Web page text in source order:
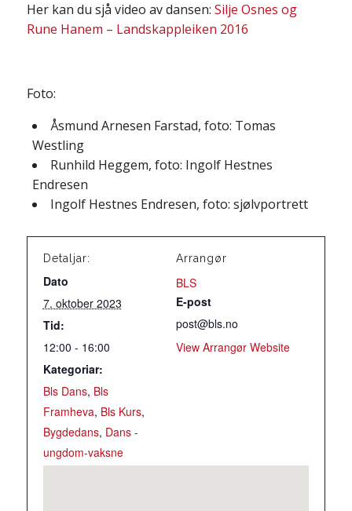
Her kan du sjå video av dansen: Silje Osnes og
Rune Hanem – Landskappleiken 2016
Foto:
Åsmund Arnesen Farstad, foto: Tomas
Westling
Runhild Heggem, foto: Ingolf Hestnes
Endresen
Ingolf Hestnes Endresen, foto: sjølvportrett
Detaljar:
Dato
7. oktober 2023
Tid:
12:00 - 16:00
Kategoriar:
Bls Dans, Bls
Framheva, Bls Kurs,
Bygdedans, Dans -
ungdom-vaksne
Arrangør
BLS
E-post
post@bls.no
View Arrangør Website